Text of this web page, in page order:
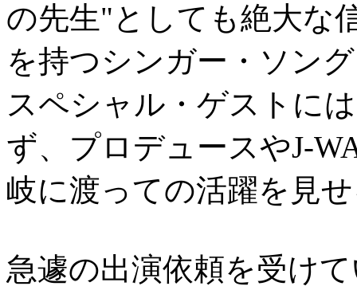
の先生"としても絶大な
を持つシンガー・ソン
スペシャル・ゲストに
ず、プロデュースやJ-
岐に渡っての活躍を見
急遽の出演依頼を受け